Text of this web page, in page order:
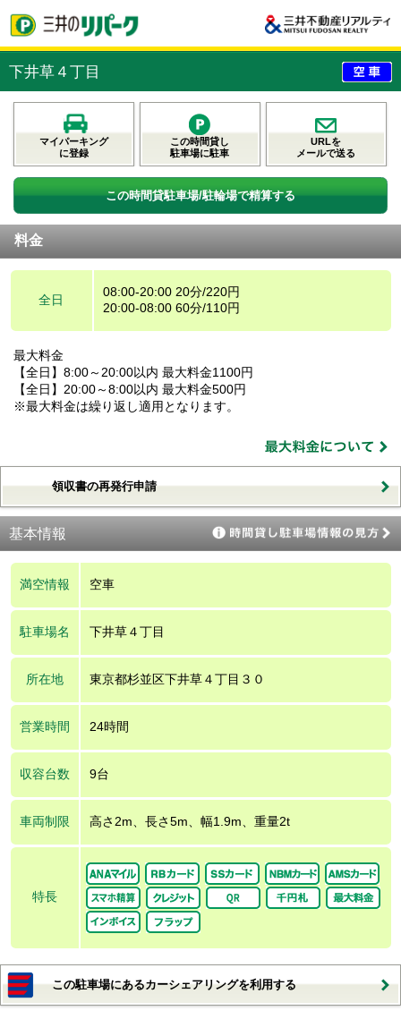
下井草４丁目
マイパーキング
に登録
この時間貸し
駐車場に駐車
URLを
メールで送る
この時間貸駐車場/駐輪場で精算する
料金
全日
08:00-20:00 20分/220円
20:00-08:00 60分/110円
最大料金
【全日】8:00～20:00以内 最大料金1100円
【全日】20:00～8:00以内 最大料金500円
※最大料金は繰り返し適用となります。
領収書の再発行申請
基本情報
満空情報 空車
駐車場名 下井草４丁目
所在地 東京都杉並区下井草４丁目３０
営業時間 24時間
収容台数 9台
車両制限 高さ2m、長さ5m、幅1.9m、重量2t
特長
この駐車場にあるカーシェアリングを利用する